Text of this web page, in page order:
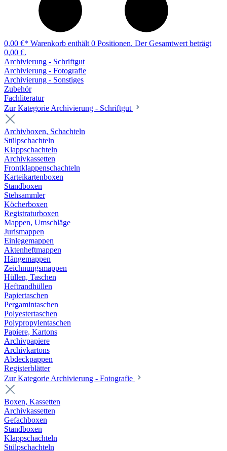
0,00 €* Warenkorb enthält 0 Positionen. Der Gesamtwert beträgt
0,00 €.
Archivierung - Schriftgut
Archivierung - Fotografie
Archivierung - Sonstiges
Zubehör
Fachliteratur
Zur Kategorie Archivierung - Schriftgut
Archivboxen, Schachteln
Stülpschachteln
Klappschachteln
Archivkassetten
Frontklappenschachteln
Karteikartenboxen
Standboxen
Stehsammler
Köcherboxen
Registraturboxen
Mappen, Umschläge
Jurismappen
Einlegemappen
Aktenheftmappen
Hängemappen
Zeichnungsmappen
Hüllen, Taschen
Heftrandhüllen
Papiertaschen
Pergamintaschen
Polyestertaschen
Polypropylentaschen
Papiere, Kartons
Archivpapiere
Archivkartons
Abdeckpappen
Registerblätter
Zur Kategorie Archivierung - Fotografie
Boxen, Kassetten
Archivkassetten
Gefachboxen
Standboxen
Klappschachteln
Stülpschachteln